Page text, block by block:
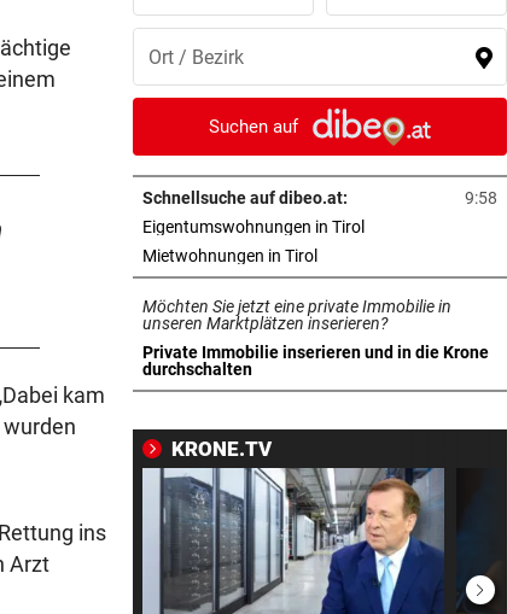
kam
ins
Arzt
... ÄHNLICH WIE HUNDE vor 27 Minuten
Wölfe reagieren auf menschlichen
Angstschweiß
TRAURIGER BLOGEINTRAG vor 29 Minuten
Sorge um Fantasy-Genie George
R. R. Martin (77)
PATIENTEN WOHLAUF
Premiere an Linzer Uniklinik:
Herz-OP mit Roboter
EINSATZ IN BLUDENZ vor 40 Minuten
Schubhäftling gelingt bei
CAUSA SCHEIDER & JOST vor 41 Minuten
Überstundenaffäre im Rathaus:
Gericht greift ein
JUGENDKRIMINALITÄT vor einer Stunde
Suchen auf
Schnellsuche auf dibeo.at:
9:58
Eigentumswohnungen in Tirolin neuem Tab öffnen
Mietwohnungen in Tirolin neuem Tab öffnen
Möchten Sie jetzt eine private Immobilie in
unseren Marktplätzen inserieren?
Private Immobilie inserieren und in die Krone
durchschalten
in neuem Tab öffnen
KRONE.TV